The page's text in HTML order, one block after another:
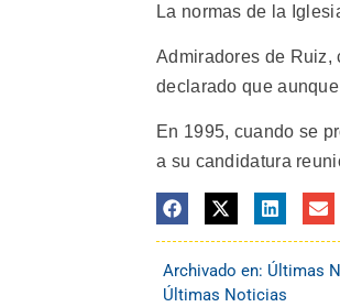
La normas de la
Admiradores de Ruiz,
declarado que
En 1995, cuando se
a su candidatura
Archivado en: Últimas
Últimas Noticias